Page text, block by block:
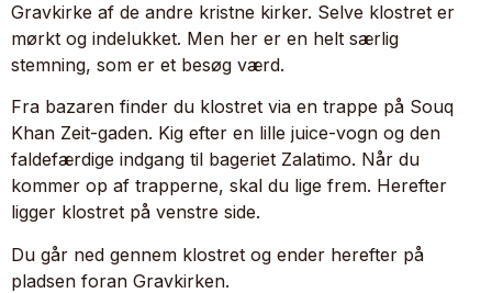
Gravkirke af de andre kristne kirker. Selve klostret er
mørkt og indelukket. Men her er en helt særlig
stemning, som er et besøg værd.
Fra bazaren finder du klostret via en trappe på Souq
Khan Zeit-gaden. Kig efter en lille juice-vogn og den
faldefærdige indgang til bageriet Zalatimo. Når du
kommer op af trapperne, skal du lige frem. Herefter
ligger klostret på venstre side.
Du går ned gennem klostret og ender herefter på
pladsen foran Gravkirken.